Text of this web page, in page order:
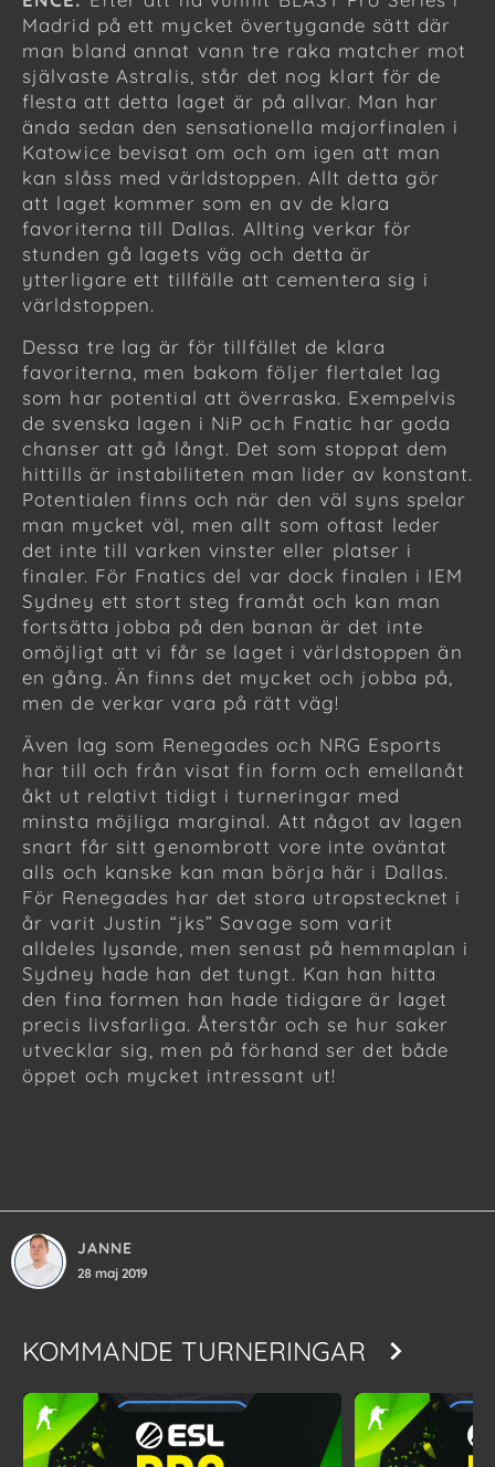
Madrid på ett mycket övertygande sätt där
man bland annat vann tre raka matcher mot
självaste Astralis, står det nog klart för de
flesta att detta laget är på allvar. Man har
ända sedan den sensationella majorfinalen i
Katowice bevisat om och om igen att man
kan slåss med världstoppen. Allt detta gör
att laget kommer som en av de klara
favoriterna till Dallas. Allting verkar för
stunden gå lagets väg och detta är
ytterligare ett tillfälle att cementera sig i
världstoppen.
Dessa tre lag är för tillfället de klara
favoriterna, men bakom följer flertalet lag
som har potential att överraska. Exempelvis
de svenska lagen i NiP och Fnatic har goda
chanser att gå långt. Det som stoppat dem
hittills är instabiliteten man lider av konstant.
Potentialen finns och när den väl syns spelar
man mycket väl, men allt som oftast leder
det inte till varken vinster eller platser i
finaler. För Fnatics del var dock finalen i IEM
Sydney ett stort steg framåt och kan man
fortsätta jobba på den banan är det inte
omöjligt att vi får se laget i världstoppen än
en gång. Än finns det mycket och jobba på,
men de verkar vara på rätt väg!
Även lag som Renegades och NRG Esports
har till och från visat fin form och emellanåt
åkt ut relativt tidigt i turneringar med
minsta möjliga marginal. Att något av lagen
snart får sitt genombrott vore inte oväntat
alls och kanske kan man börja här i Dallas.
För Renegades har det stora utropstecknet i
år varit Justin “jks” Savage som varit
alldeles lysande, men senast på hemmaplan i
Sydney hade han det tungt. Kan han hitta
den fina formen han hade tidigare är laget
precis livsfarliga. Återstår och se hur saker
utvecklar sig, men på förhand ser det både
öppet och mycket intressant ut!
JANNE
28 maj 2019
KOMMANDE TURNERINGAR